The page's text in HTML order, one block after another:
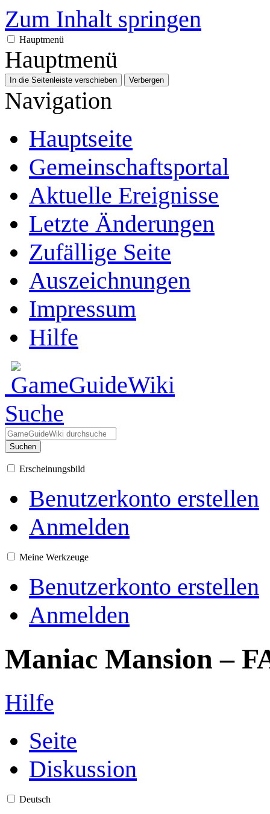
Zum Inhalt springen
Hauptmenü
Hauptmenü
In die Seitenleiste verschieben Verbergen
Navigation
Hauptseite
Gemeinschafts­portal
Aktuelle Ereignisse
Letzte Änderungen
Zufällige Seite
Auszeichnungen
Impressum
Hilfe
Suche
Suchen
Erscheinungsbild
Benutzerkonto erstellen
Anmelden
Meine Werkzeuge
Benutzerkonto erstellen
Anmelden
Maniac Mansion –
Hilfe
Seite
Diskussion
Deutsch